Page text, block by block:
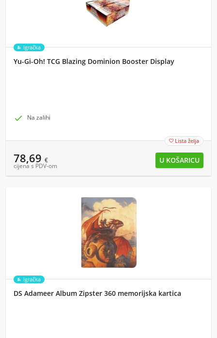
Igračka
Yu-Gi-Oh! TCG Blazing Dominion Booster Display
 Na zalihi
 Lista želja
78,69 €
cijena s PDV-om
Igračka
DS Adameer Album Zipster 360 memorijska kartica